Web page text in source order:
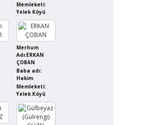
Memleketi:
Yelek Köyü
Merhum
Adı:ERKAN
ÇOBAN
Baba adı:
Hakim
Memleketi:
Yelek Köyü